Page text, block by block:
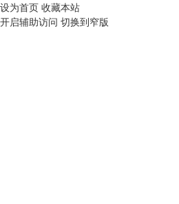
设为首页 收藏本站
开启辅助访问 切换到窄版